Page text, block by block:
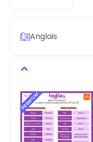
Anglais
PREMIUM